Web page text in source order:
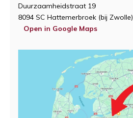
Duurzaamheidstraat 19
8094 SC Hattemerbroek (bij Zwolle)
Open in Google Maps